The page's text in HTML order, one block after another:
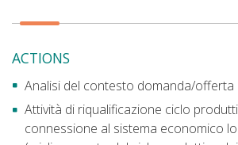
ACTIONS
Analisi del contesto domanda/offerta
Attività di riqualificazione ciclo
connessione al sistema economico